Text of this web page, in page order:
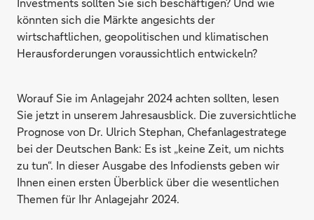
könnten sich die Märkte angesichts der
wirtschaftlichen, geopolitischen und klimatischen
Herausforderungen voraussichtlich entwickeln?
Worauf Sie im Anlagejahr 2024 achten sollten, lesen
Sie jetzt in unserem Jahresausblick. Die zuversichtliche
Prognose von Dr. Ulrich Stephan, Chefanlagestratege
bei der Deutschen Bank: Es ist „keine Zeit, um nichts
zu tun“. In dieser Ausgabe des Infodiensts geben wir
Ihnen einen ersten Überblick über die wesentlichen
Themen für Ihr Anlagejahr 2024.